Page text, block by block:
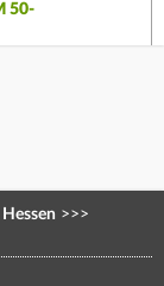
50-
Hessen >>>